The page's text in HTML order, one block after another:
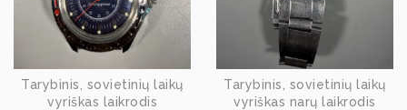
Tarybinis, sovietinių laikų
vyriškas laikrodis
Tarybinis, sovietinių laikų
vyriškas narų laikrodis